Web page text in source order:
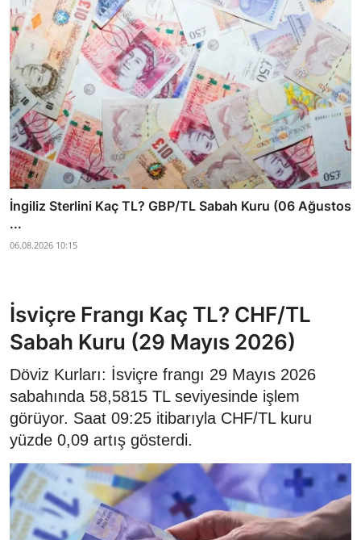
İngiliz Sterlini Kaç TL? GBP/TL Sabah Kuru (06 Ağustos
...
06.08.2026 10:15
İsviçre Frangı Kaç TL? CHF/TL
Sabah Kuru (29 Mayıs 2026)
Döviz Kurları: İsviçre frangı 29 Mayıs 2026
sabahında 58,5815 TL seviyesinde işlem
görüyor. Saat 09:25 itibarıyla CHF/TL kuru
yüzde 0,09 artış gösterdi.